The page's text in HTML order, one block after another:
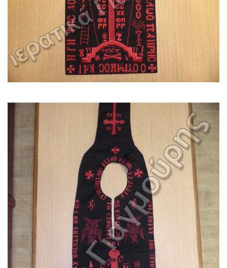
Είδος: Sxima_mesaio
Κωδικός: Sxima_mesaio19x29
Είδος: Sxima_megalo
Κωδικός: Sxima_megalo34x128